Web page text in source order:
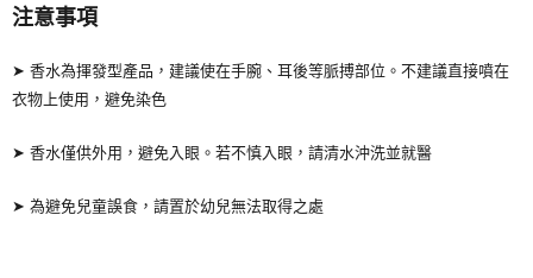
注意事項
➤ 香水為揮發型產品，建議使在手腕、耳後等脈搏部位。不建議直接噴在
衣物上使用，避免染色
➤ 香水僅供外用，避免入眼。若不慎入眼，請清水沖洗並就醫
➤ 為避免兒童誤食，請置於幼兒無法取得之處